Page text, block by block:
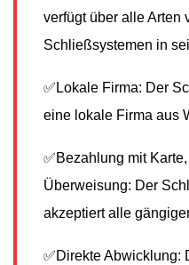
verfügt über alle Arten
Schließsystemen in
✅Lokale Firma: Der
eine lokale Firma aus
✅Bezahlung mit
Überweisung: Der
akzeptiert alle
✅Direkte Abwicklung: